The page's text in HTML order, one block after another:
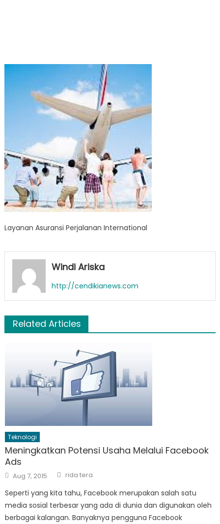
Layanan Asuransi Perjalanan International
Windi Ariska
http://cendikianews.com
Related Articles
Teknologi
Meningkatkan Potensi Usaha Melalui Facebook
Ads
Posted
on
Aug 7, 2015 Author
rida tera
Seperti yang kita tahu, Facebook merupakan salah satu
media sosial terbesar yang ada di dunia dan digunakan oleh
berbagai kalangan. Banyaknya pengguna Facebook